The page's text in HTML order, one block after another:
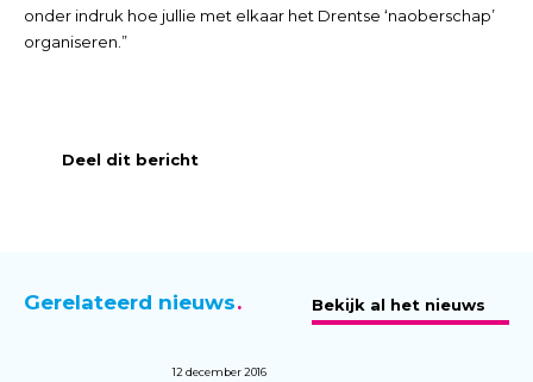
onder indruk hoe jullie met elkaar het Drentse ‘naoberschap’
organiseren.”
Deel dit bericht
Gerelateerd nieuws Bekijk al het nieuws
12 december 2016